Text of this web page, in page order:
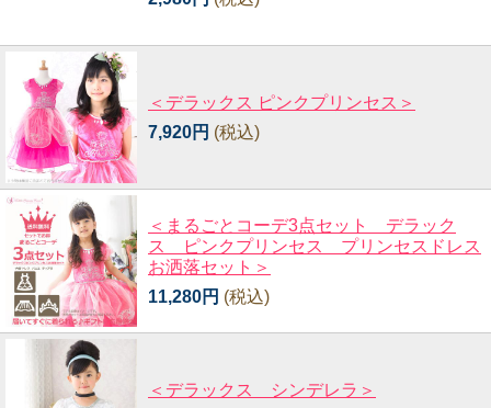
＜デラックス ピンクプリンセス＞
7,920円 (税込)
＜まるごとコーデ3点セット デラック
ス ピンクプリンセス プリンセスドレス
お洒落セット＞
11,280円 (税込)
＜デラックス シンデレラ＞